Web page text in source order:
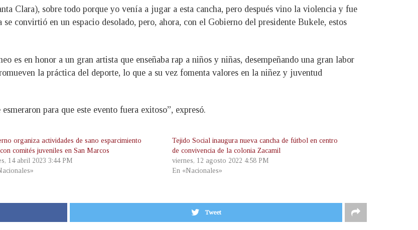
Clara), sobre todo porque yo venía a jugar a esta cancha, pero después vino la violencia y fue
convirtió en un espacio desolado, pero, ahora, con el Gobierno del presidente Bukele, estos
es en honor a un gran artista que enseñaba rap a niños y niñas, desempeñando una gran labor
la práctica del deporte, lo que a su vez fomenta valores en la niñez y juventud
para que este evento fuera exitoso”, expresó.
organiza actividades de sano esparcimiento
comités juveniles en San Marcos
14 abril 2023 3:44 PM
Tejido Social inaugura nueva cancha de fútbol en centro
de convivencia de la colonia Zacamil
viernes, 12 agosto 2022 4:58 PM
En «Nacionales»
Tweet